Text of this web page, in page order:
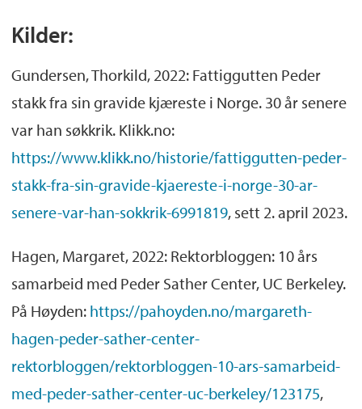
Kilder:
Gundersen, Thorkild, 2022: Fattiggutten Peder
stakk fra sin gravide kjæreste i Norge. 30 år senere
var han søkkrik. Klikk.no:
https://www.klikk.no/historie/fattiggutten-peder-
stakk-fra-sin-gravide-kjaereste-i-norge-30-ar-
senere-var-han-sokkrik-6991819, sett 2. april 2023.
Hagen, Margaret, 2022: Rektorbloggen: 10 års
samarbeid med Peder Sather Center, UC Berkeley.
På Høyden: https://pahoyden.no/margareth-
hagen-peder-sather-center-
rektorbloggen/rektorbloggen-10-ars-samarbeid-
med-peder-sather-center-uc-berkeley/123175,